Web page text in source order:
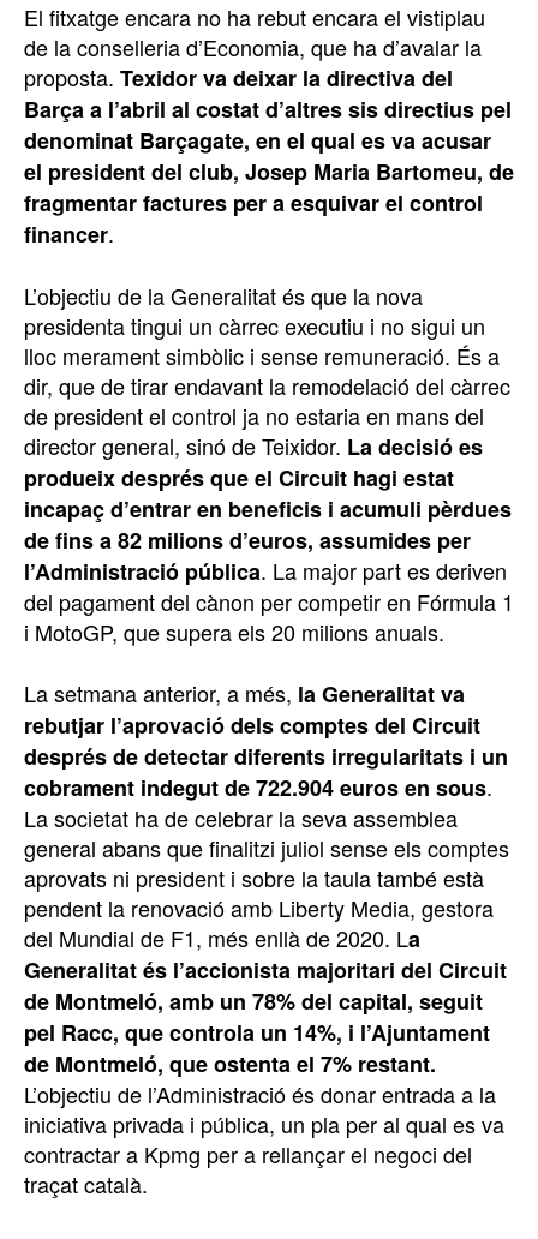
El fitxatge encara no ha rebut encara el vistiplau
de la conselleria d’Economia, que ha d’avalar la
proposta. Texidor va deixar la directiva del
Barça a l’abril al costat d’altres sis directius pel
denominat Barçagate, en el qual es va acusar
el president del club, Josep Maria Bartomeu, de
fragmentar factures per a esquivar el control
financer.
L’objectiu de la Generalitat és que la nova
presidenta tingui un càrrec executiu i no sigui un
lloc merament simbòlic i sense remuneració. És a
dir, que de tirar endavant la remodelació del càrrec
de president el control ja no estaria en mans del
director general, sinó de Teixidor. La decisió es
produeix després que el Circuit hagi estat
incapaç d’entrar en beneficis i acumuli pèrdues
de fins a 82 milions d’euros, assumides per
l’Administració pública. La major part es deriven
del pagament del cànon per competir en Fórmula 1
i MotoGP, que supera els 20 milions anuals.
La setmana anterior, a més, la Generalitat va
rebutjar l’aprovació dels comptes del Circuit
després de detectar diferents irregularitats i un
cobrament indegut de 722.904 euros en sous.
La societat ha de celebrar la seva assemblea
general abans que finalitzi juliol sense els comptes
aprovats ni president i sobre la taula també està
pendent la renovació amb Liberty Media, gestora
del Mundial de F1, més enllà de 2020. La
Generalitat és l’accionista majoritari del Circuit
de Montmeló, amb un 78% del capital, seguit
pel Racc, que controla un 14%, i l’Ajuntament
de Montmeló, que ostenta el 7% restant.
L’objectiu de l’Administració és donar entrada a la
iniciativa privada i pública, un pla per al qual es va
contractar a Kpmg per a rellançar el negoci del
traçat català.